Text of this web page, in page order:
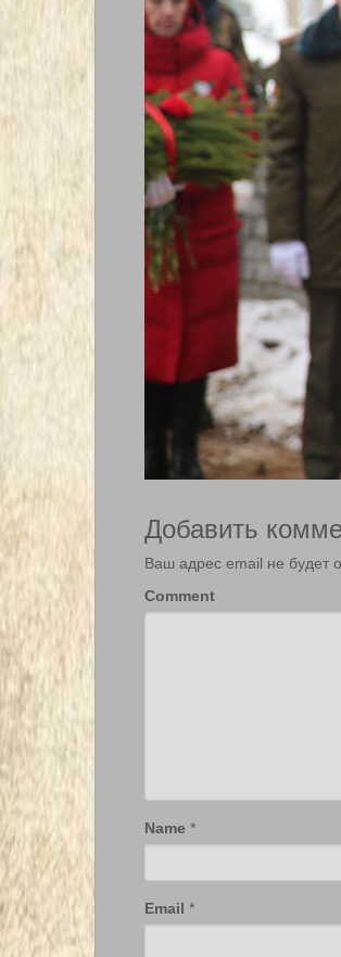
Добавить
Ваш адрес email не будет
Comment
Name *
Email *